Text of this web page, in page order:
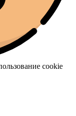
cookie